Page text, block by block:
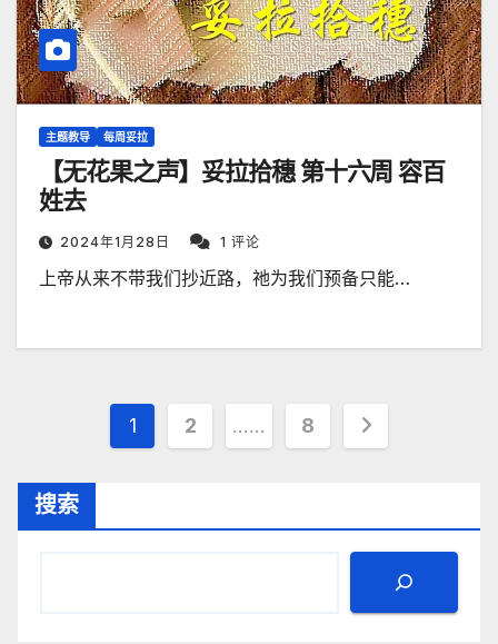
主题教导 每周妥拉
【无花果之声】妥拉拾穗 第十六周 容百
姓去
2024年1月28日 1 评论
上帝从来不带我们抄近路，祂为我们预备只能…
文
分
1 2 …… 8
搜索